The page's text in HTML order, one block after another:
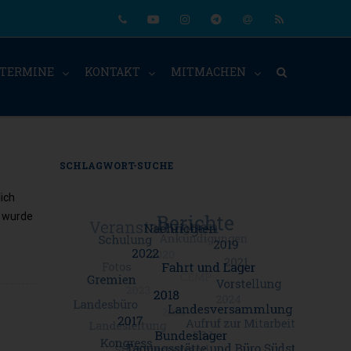
TERMINE KONTAKT MITMACHEN
SCHLAGWORT-SUCHE